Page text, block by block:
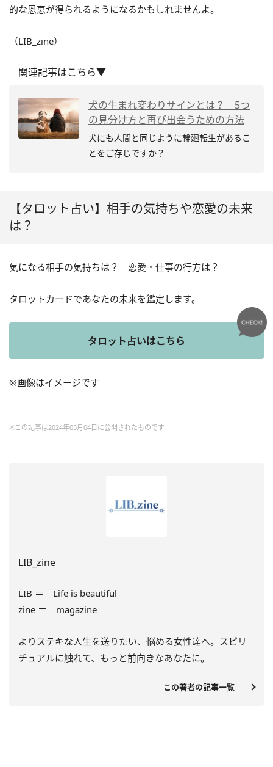
的な恩恵が得られるようになるかもしれませんよ。
（LIB_zine）
関連記事はこちら▼
犬の生まれ変わりサインとは？ 5つ
の見分け方と再び出会うための方法
犬にも人間と同じように輪廻転生があるこ
とをご存じですか？
【タロット占い】相手の気持ちや恋愛の未来
は？
気になる相手の気持ちは？ 恋愛・仕事の行方は？
タロットカードであなたの未来を鑑定します。
タロット占いはこちら
※画像はイメージです
※この記事は2024年03月04日に公開されたものです
LIB_zine
LIB ＝ Life is beautiful
zine ＝ magazine
よりステキな人生を送りたい、悩める女性達へ。スピリ
チュアルに触れて、もっと前向きなあなたに。
この著者の記事一覧